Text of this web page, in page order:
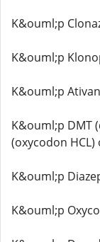
K&ouml;p
K&ouml;p
K&ouml;p
K&ouml;p DMT
(oxycodon
K&ouml;p
K&ouml;p